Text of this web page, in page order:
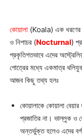
কোয়ালা (Koala) এক ধরণের
ও নিশাচর (Nocturnal)
প্রকৃতিগতভাবে এদের
গোত্রের মধ্যে একমাত্র
আজব কিছু তথ্য হলঃ
কোয়ালাকে কোয়ালা
প্রজাতির না। ভাল্লুক ও
অন্তর্ভুক্ত হলেও এদের